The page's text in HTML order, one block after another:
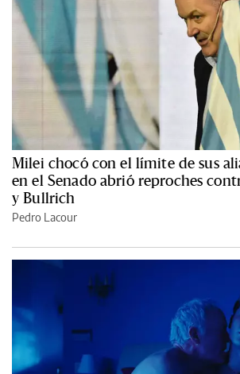
Milei chocó con el límite de sus
en el Senado abrió reproches
y Bullrich
Pedro Lacour